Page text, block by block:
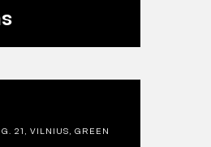
21, VILNIUS, GREEN